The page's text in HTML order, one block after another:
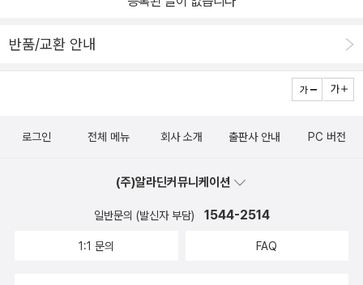
추리 결과도 있고예상했던 답이 맞았던 결과도 있었고음...심장 후덜
리를 하면서 사건의 다양한 각도로생각하게 되니 두뇌 회전에 완죤
가족들과 친구들과도란도란 모여앉아 <추리게임>하면서즐거운 시
ㅎ그래도빗자루를이용해창문으로도망갈방법을생각해냈네요.아주아
주기특한거있죠.ㅎㅎ 뒷페이지에는정답이다나와있어요.아이들과풀
때맞으면그게정답이라고칭찬해주세요.그럼아이들도맞았다고기뻐하
고자신감을얻는답니다:)자신감뿜뿜할수있는책.두뇌회전에좋은책.시
되는 책 추리 게임 이랍니다.​​ 어제는 랑이와 하원후유치원 친구 민서
려워했어요.추리 게임 말 없는 목격자​마르티나 집에 도둑 3명이 들어
잠이 들어서 경찰에 신고를 못하게 되요. ​​ 글을 읽지 못하는 민서라서
렵긴 매한가지였어요.마르티나가 도둑을 보고도 신고를 하지 못했고
아이들이 책속의 그림을 더 주의깊게 볼 필요가 있었는데녀석들은 그
러지 못했던 것 같아요.​ 이 책은 관찰력 있게 살펴봐야하구요.사고도
어를 처음 알게 된 녀석들.어휘력까지 향상이 되는 책이였습니다.25
반품/교환 안내
로그인 전체 메뉴 회사 소개 출판사 안내 PC 버전
(주)알라딘커뮤니케이션
일반문의 (발신자 부담) 1544-2514
1:1 문의 FAQ